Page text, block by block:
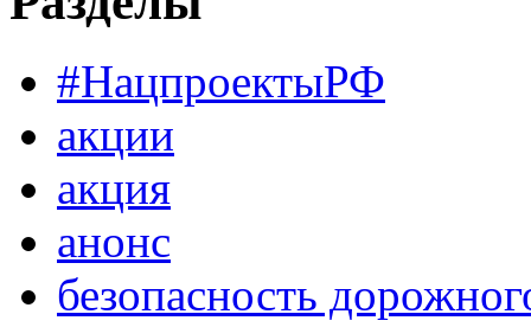
#НацпроектыРФ
акции
акция
анонс
безопасность